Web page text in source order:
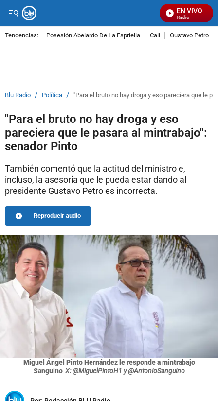
EN VIVO
Señal Visual Radio
Tendencias: Posesión Abelardo De La Espriella Cali Gustavo Petro
Blu Radio / Política / "Para el bruto no hay droga y eso pareciera que le
"Para el bruto no hay droga y eso
pareciera que le pasara al mintrabajo":
senador Pinto
También comentó que la actitud del ministro e,
incluso, la asesoría que le pueda estar dando al
presidente Gustavo Petro es incorrecta.
Reproducir audio
Miguel Ángel Pinto Hernández le responde a mintrabajo
Sanguino X: @MiguelPintoH1 y @AntonioSanguino